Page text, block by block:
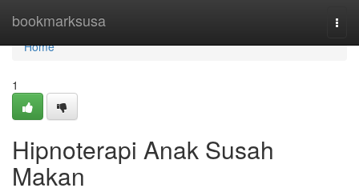
bookmarksusa
Home
Home
1
Hipnoterapi Anak Susah
Makan